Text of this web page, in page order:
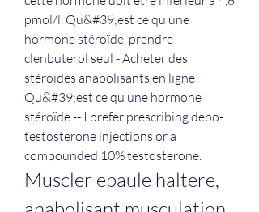
pmol/l. Qu&#39;est ce qu une
hormone stéroïde, prendre
clenbuterol seul - Acheter des
stéroïdes anabolisants en ligne
Qu&#39;est ce qu une hormone
stéroïde -- I prefer prescribing depo-
testosterone injections or a
compounded 10% testosterone.
Muscler epaule haltere,